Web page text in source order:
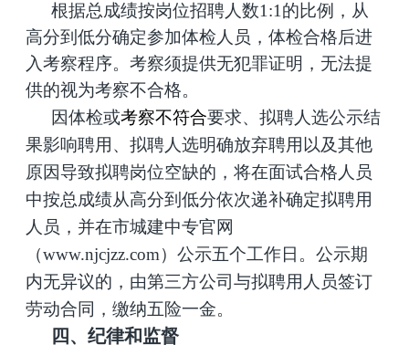
根据总成绩按岗位招聘人数1:1的比例，从
高分到低分确定参加体检人员，体检合格后进
入考察程序。考察须提供无犯罪证明，无法提
供的视为考察不合格。
因体检或考察不符合要求、拟聘人选公示结
果影响聘用、拟聘人选明确放弃聘用以及其他
原因导致拟聘岗位空缺的，将在面试合格人员
中按总成绩从高分到低分依次递补确定拟聘用
人员，并在市城建中专官网
（www.njcjzz.com）公示五个工作日。公示期
内无异议的，由第三方公司与拟聘用人员签订
劳动合同，缴纳五险一金。
四、纪律和监督